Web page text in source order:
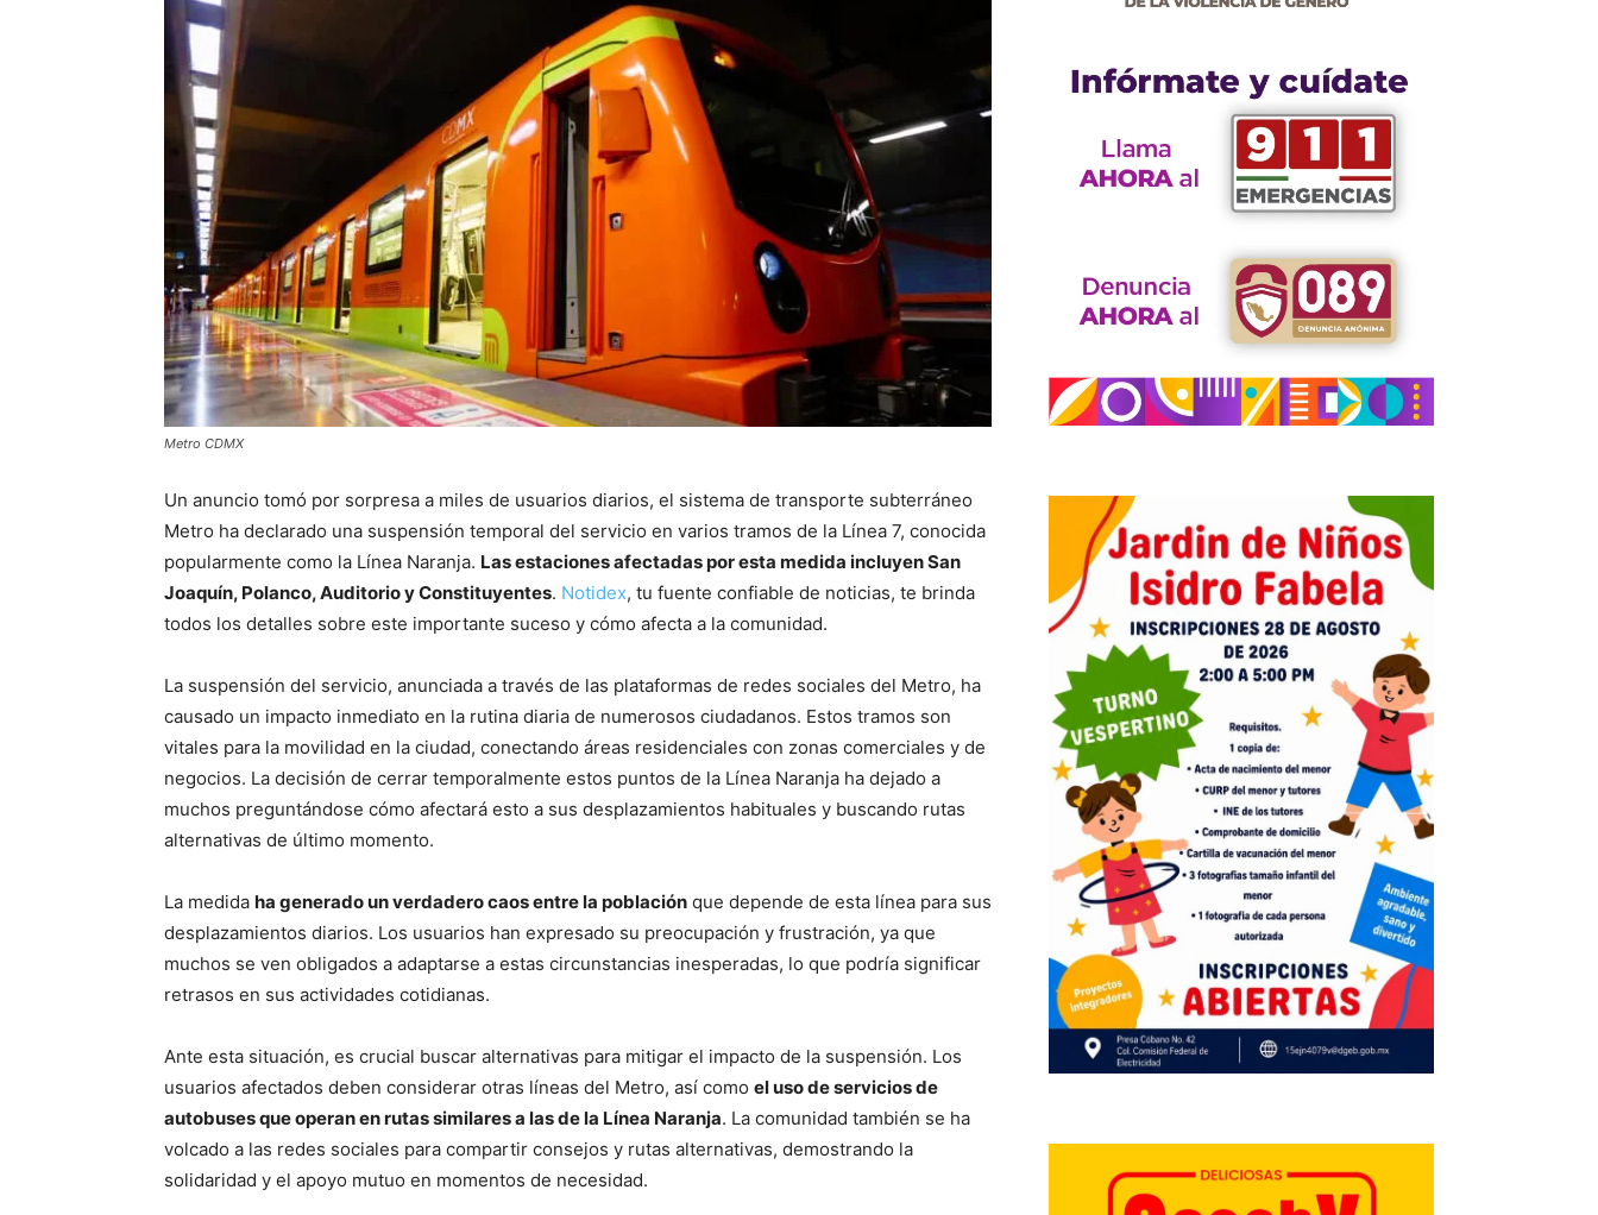
Metro CDMX
Un anuncio tomó por sorpresa a miles de usuarios diarios, el sistema de transporte subterráneo
Metro ha declarado una suspensión temporal del servicio en varios tramos de la Línea 7, conocida
popularmente como la Línea Naranja. Las estaciones afectadas por esta medida incluyen San
Joaquín, Polanco, Auditorio y Constituyentes. Notidex, tu fuente confiable de noticias, te brinda
todos los detalles sobre este importante suceso y cómo afecta a la comunidad.
La suspensión del servicio, anunciada a través de las plataformas de redes sociales del Metro, ha
causado un impacto inmediato en la rutina diaria de numerosos ciudadanos. Estos tramos son
vitales para la movilidad en la ciudad, conectando áreas residenciales con zonas comerciales y de
negocios. La decisión de cerrar temporalmente estos puntos de la Línea Naranja ha dejado a
muchos preguntándose cómo afectará esto a sus desplazamientos habituales y buscando rutas
alternativas de último momento.
La medida ha generado un verdadero caos entre la población que depende de esta línea para sus
desplazamientos diarios. Los usuarios han expresado su preocupación y frustración, ya que
muchos se ven obligados a adaptarse a estas circunstancias inesperadas, lo que podría significar
retrasos en sus actividades cotidianas.
Ante esta situación, es crucial buscar alternativas para mitigar el impacto de la suspensión. Los
usuarios afectados deben considerar otras líneas del Metro, así como el uso de servicios de
autobuses que operan en rutas similares a las de la Línea Naranja. La comunidad también se ha
volcado a las redes sociales para compartir consejos y rutas alternativas, demostrando la
solidaridad y el apoyo mutuo en momentos de necesidad.